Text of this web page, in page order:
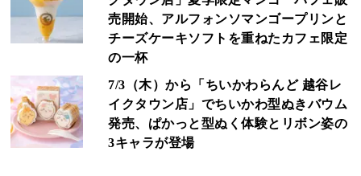
売開始、アルフォンソマンゴープリンと
チーズケーキソフトを重ねたカフェ限定
の一杯
7/3（木）から「ちいかわらんど 越谷レ
イクタウン店」でちいかわ型ぬきバウム
発売、ぱかっと型ぬく体験とリボン姿の
3キャラが登場